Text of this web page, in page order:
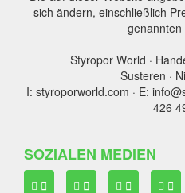
sich ändern, einschließlich
genannten
Styropor World ·
Susteren ·
I: styroporworld.com · E:
426
SOZIALEN MEDIEN